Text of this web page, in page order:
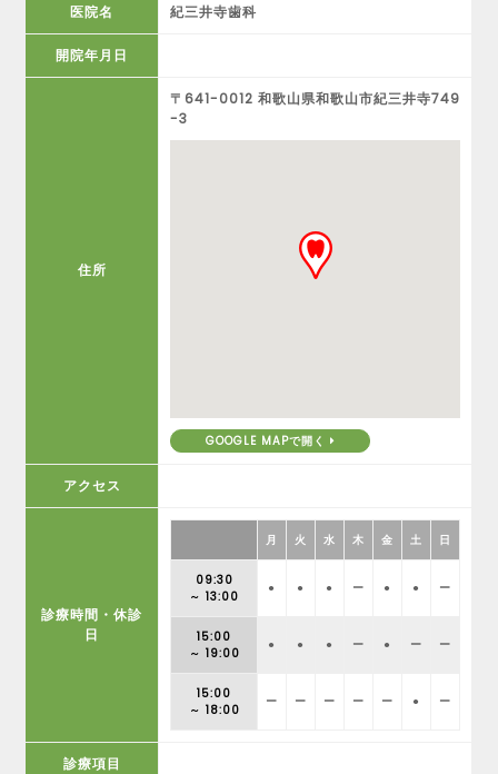
医院名 紀三井寺歯科
開院年月日
住所
〒641-0012 和歌山県和歌山市紀三井寺749
-3
GOOGLE MAPで開く
アクセス
診療時間・休診
日
月 火 水 木 金 土 日
09:30
～ 13:00
● ● ● ー ● ● ー
15:00
～ 19:00
● ● ● ー ● ー ー
15:00
～ 18:00
ー ー ー ー ー ● ー
診療項目